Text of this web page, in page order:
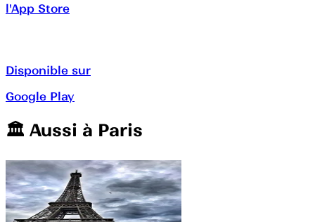
l'App Store
Disponible sur
Google Play
🏛️️ Aussi à Paris